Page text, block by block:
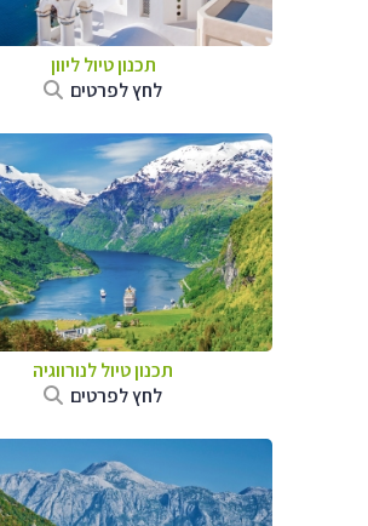
תכנון טיול ליוון
לחץ לפרטים
תכנון טיול לנורווגיה
לחץ לפרטים